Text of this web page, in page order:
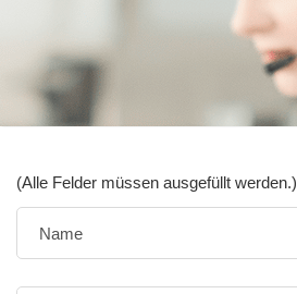
(Alle Felder müssen ausgefüllt werden.)